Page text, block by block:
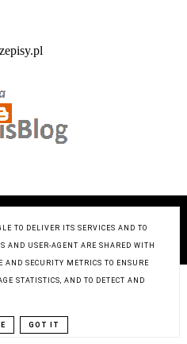
KAROGRAFIA.PL
TO DELIVER ITS SERVICES AND TO
AND USER-AGENT ARE SHARED WITH
AND SECURITY METRICS TO ENSURE
STATISTICS, AND TO DETECT AND
GOT IT